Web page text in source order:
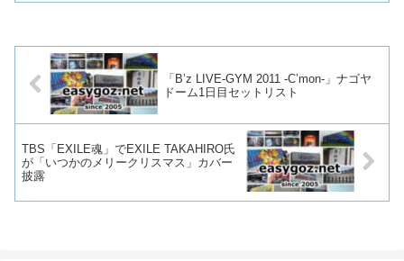
「B’z LIVE-GYM 2011 -C’mon-」ナゴヤ
ドーム1日目セットリスト
TBS「EXILE魂」でEXILE TAKAHIRO氏
が「いつかのメリークリスマス」カバー
披露